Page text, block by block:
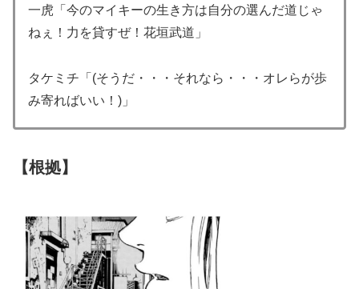
一虎「今のマイキーの生き方は自分の選んだ道じゃ
ねぇ！力を貸すぜ！花垣武道」
タケミチ「(そうだ・・・それなら・・・オレらが歩
み寄ればいい！)」
【根拠】